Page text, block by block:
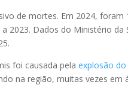
de mortes. Em 2024,
2023. Dados do Ministério
foi causada pelaexplosão
na região, muitas vezes em